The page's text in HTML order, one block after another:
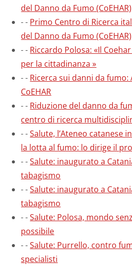
del Danno da Fumo (CoEHAR)
-- Primo Centro di Ricerca
del Danno da Fumo (CoEHAR)
-- Riccardo Polosa: «Il
per la cittadinanza »
-- Ricerca sui danni da fumo:
CoEHAR
-- Riduzione del danno da
centro di ricerca
--Salute, l’Ateneo catanese
la lotta al fumo: lo dirige il
--Salute: inaugurato a
tabagismo
--Salute: inaugurato a
tabagismo
--Salute: Polosa, mondo
possibile
--Salute: Purrello, contro
specialisti